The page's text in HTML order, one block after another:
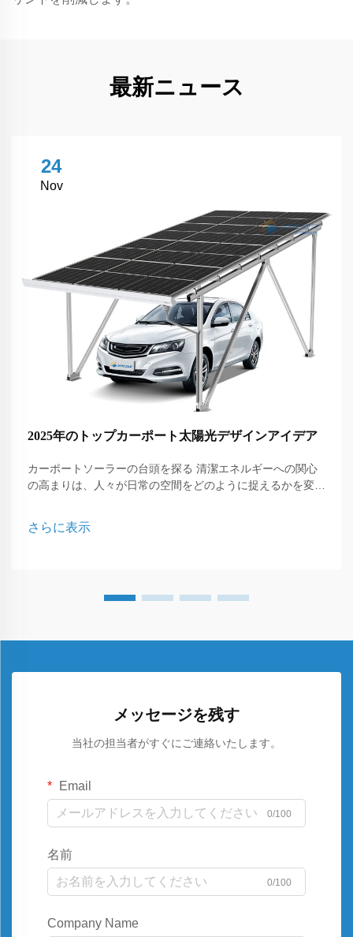
最新ニュース
24
Nov
2025年のトップカーポート太陽光デザインアイデア
カーポートソーラーの台頭を探る 清潔エネルギーへの関心
の高まりは、人々が日常の空間をどのように捉えるかを変え
のパネルとは異なり、C...
さらに表示
メッセージを残す
当社の担当者がすぐにご連絡いたします。
Email
0/100
名前
0/100
Company Name